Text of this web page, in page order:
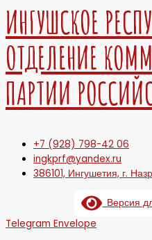
ИНГУШСКОЕ
ОТДЕЛЕНИЕ
ПАРТИИ
+7 (928) 798-42 06
ingkprf@yandex.ru
386101, Ингушетия, г.
Версия
Telegram Envelope